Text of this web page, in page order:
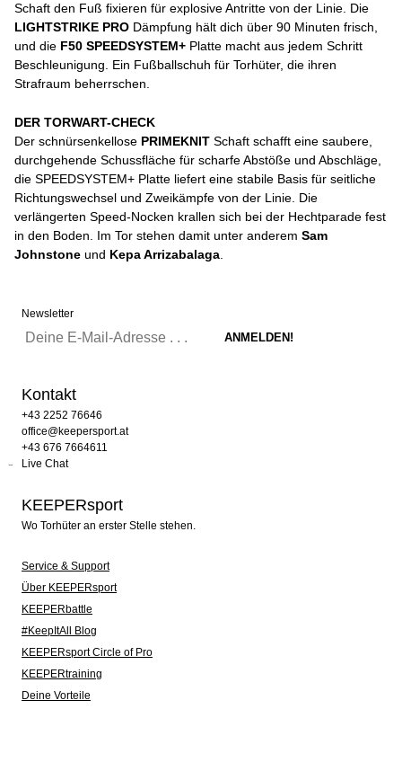
Schaft den Fuß fixieren für explosive Antritte von der Linie. Die
LIGHTSTRIKE PRO Dämpfung hält dich über 90 Minuten frisch,
und die F50 SPEEDSYSTEM+ Platte macht aus jedem Schritt
Beschleunigung. Ein Fußballschuh für Torhüter, die ihren
Strafraum beherrschen.
DER TORWART-CHECK
Der schnürsenkellose PRIMEKNIT Schaft schafft eine saubere,
durchgehende Schussfläche für scharfe Abstöße und Abschläge,
die SPEEDSYSTEM+ Platte liefert eine stabile Basis für seitliche
Richtungswechsel und Zweikämpfe von der Linie. Die
verlängerten Speed-Nocken krallen sich bei der Hechtparade fest
in den Boden. Im Tor stehen damit unter anderem Sam
Johnstone und Kepa Arrizabalaga
Newsletter
Kontakt
+43 2252 76646
office@keepersport.at
+43 676 7664611
Live Chat
KEEPERsport
Wo Torhüter an erster Stelle stehen.
Service & Support
Über KEEPERsport
KEEPERbattle
#KeepItAll Blog
KEEPERsport Circle of Pro
KEEPERtraining
Deine Vorteile